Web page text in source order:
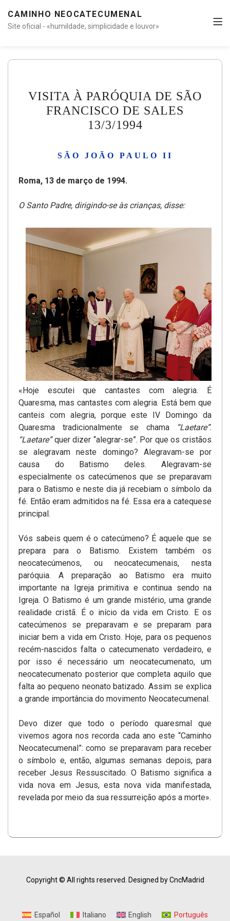
CAMINHO NEOCATECUMENAL
Site oficial - «humildade, simplicidade e louvor»
VISITA À PARÓQUIA DE SÃO
FRANCISCO DE SALES
13/3/1994
SÃO JOÃO PAULO II
Roma, 13 de março de 1994.
O Santo Padre, dirigindo-se às crianças, disse:
«Hoje escutei que cantastes com alegria. É
Quaresma, mas cantastes­ com alegria. Está bem que
canteis com alegria, porque este IV Domingo da
Quaresma tradicionalmente se chama
“Laetare”.
“Laetare”quer dizer “alegrar-se”. Por que os cristãos
se alegravam neste domingo? Alegravam-se por
causa do Batismo deles. Alegravam-se
especialmente os catecúmenos que se preparavam
para o Batismo e neste dia já recebiam o símbolo da
fé. Então eram admitidos na fé. Essa era a catequese
principal.
Vós sabeis quem é o catecúmeno? É aquele que se
prepara para o Batismo. Existem também os
neocatecúmenos, ou neocatecumenais, nesta
paróquia. A preparação ao Batismo era muito
importante na Igreja primitiva e continua sendo na
Igreja. O Batismo é um grande mistério, uma grande
realidade cristã. É o início da vida em Cristo. E os
catecúmenos se preparavam e se preparam para
iniciar bem a vida em Cristo. Hoje, para os pequenos
recém-nascidos falta o catecumenato verdadeiro, e
por isso é necessário um neocatecumenato, um
neocatecumenato posterior que completa aquilo que
falta ao pequeno neonato batizado. Assim se explica
a grande importância do movimento Neocatecumenal.
Devo dizer que todo o período quaresmal que
vivemos agora nos recorda cada ano este “Caminho
Neocatecumenal”: como se preparavam para receber
o símbolo e, então, algumas semanas depois, para
receber Jesus Ressuscitado. O Batismo significa a
vida nova em Jesus, esta nova vida manifestada,
revelada por meio da sua ressurreição após a morte».
Copyright © All rights reserved. Designed by CncMadrid
Español Italiano English Português